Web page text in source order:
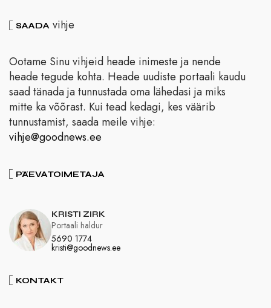
SAADA vihje
Ootame Sinu vihjeid heade inimeste ja nende
heade tegude kohta. Heade uudiste portaali kaudu
saad tänada ja tunnustada oma lähedasi ja miks
mitte ka võõrast. Kui tead kedagi, kes väärib
tunnustamist, saada meile vihje:
vihje@goodnews.ee
PÄEVATOIMETAJA
KRISTI ZIRK
5690 1774
kristi@goodnews.ee
Portaali haldur
KONTAKT